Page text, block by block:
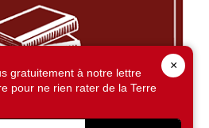
×
gratuitement à notre lettre
pour ne rien rater de la Terre